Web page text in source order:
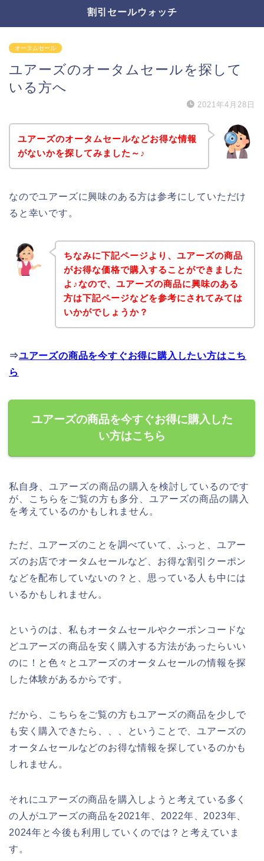
割引セールウォッチ
オータムセール
ユアーズのオータムセールを探して
いる方へ
2021年4月28日
ユアーズのオータムセールなどお得な情報
がないかを探してみました～♪
なのでユアーズに興味のある方は参考にしていただけ
ると幸いです。
ちなみに下記ページより、ユアーズの商品
がお得な価格で購入することができました
よ♪なので、ユアーズの商品に興味のある
方は下記ページなどを参考にされてみては
いかがでしょうか？
⇒ユアーズの商品を今すぐお得に購入したい方はこち
ら
ユアーズの商品を今すぐお得に購入した
い方はこちら
私自身、ユアーズの商品の購入を検討しているのです
が、こちらをご覧の方も多分、ユアーズの商品の購入
を考えているのかもしれません。
ただ、ユアーズのことを調べていて、ふっと、ユアー
ズのお店でオータムセールなど、お得な割引クーポン
などを配布していないの？と、思っている人も中には
いるかもしれません。
というのは、私もオータムセールやクーポンコードな
どユアーズの商品を安く購入する方法があったらいい
のに！と色々とユアーズのオータムセールの情報を探
した体験があるからです。
だから、こちらをご覧の方もユアーズの商品を少しで
も安く購入できたら、、、ということで、ユアーズの
オータムセールなどのお得な情報を探しているのかも
しれません。
それにユアーズの商品を購入しようと考えている多く
の人がユアーズの商品を2021年、2022年、2023年、
2024年と今後も利用していくのでは？と考えていま
す。